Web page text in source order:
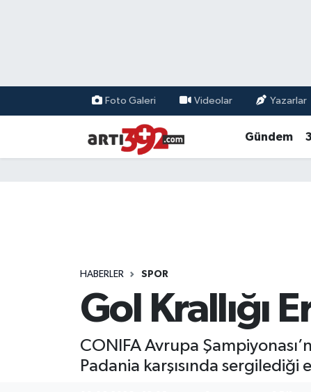
Foto Galeri Videolar Yazarlar
Gündem
HABERLER SPOR
Gol Krallığı
CONIFA Avrupa
Padania karşısında